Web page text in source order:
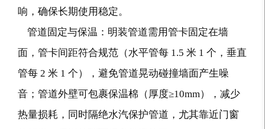
响，确保长期使用稳定。
管道固定与保温：明装管道需用管卡固定在墙
面，管卡间距符合规范（水平管每 1.5 米 1 个，垂直
管每 2 米 1 个），避免管道晃动碰撞墙面产生噪
音；管道外壁可包裹保温棉（厚度≥10mm），减少
热量损耗，同时隔绝水汽保护管道，尤其靠近门窗